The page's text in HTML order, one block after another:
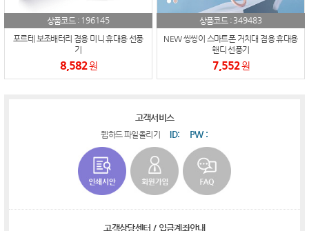
상품코드 : 196145
포르테 보조배터리 겸용 미니 휴대용 선풍
기
8,582원
상품코드 : 349483
NEW 씽씽이 스마트폰 거치대 겸용 휴대용
핸디 선풍기
7,552원
고객서비스
웹하드 파일올리기 ID: PW :
고객상담센터 / 입금계좌안내